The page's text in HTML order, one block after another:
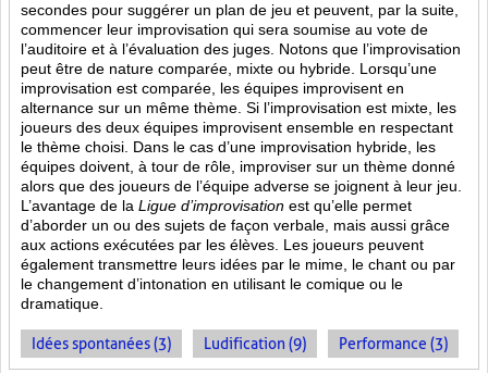
secondes pour suggérer un plan de jeu et peuvent, par la suite,
commencer leur improvisation qui sera soumise au vote de
l’auditoire et à l’évaluation des juges. Notons que l’improvisation
peut être de nature comparée, mixte ou hybride. Lorsqu’une
improvisation est comparée, les équipes improvisent en
alternance sur un même thème. Si l’improvisation est mixte, les
joueurs des deux équipes improvisent ensemble en respectant
le thème choisi. Dans le cas d’une improvisation hybride, les
équipes doivent, à tour de rôle, improviser sur un thème donné
alors que des joueurs de l’équipe adverse se joignent à leur jeu.
L’avantage de la Ligue d’improvisation est qu’elle permet
d’aborder un ou des sujets de façon verbale, mais aussi grâce
aux actions exécutées par les élèves. Les joueurs peuvent
également transmettre leurs idées par le mime, le chant ou par
le changement d’intonation en utilisant le comique ou le
dramatique.
Idées spontanées (3) Ludification (9) Performance (3)